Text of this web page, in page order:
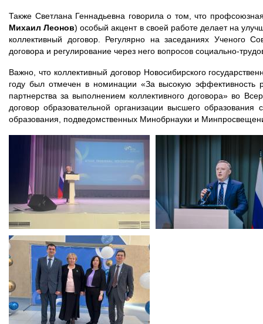
Также Светлана Геннадьевна говорила о том, что
Михаил Леонов) особый акцент в своей работе делает на
коллективный договор. Регулярно на заседаниях Ученого
договора и регулирование через него вопросов социально-
Важно, что коллективный договор Новосибирского
году был отмечен в номинации «За высокую эффективность
партнерства за выполнением коллективного договора» во
договор образовательной организации высшего образования
образования, подведомственных Минобрнауки и